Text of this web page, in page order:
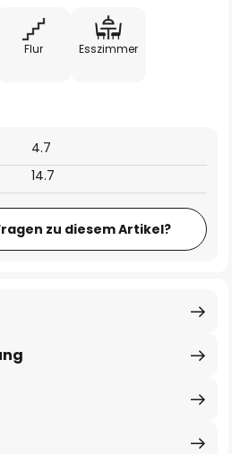
Flur Esszimmer
4.7
14.7
zu diesem Artikel?